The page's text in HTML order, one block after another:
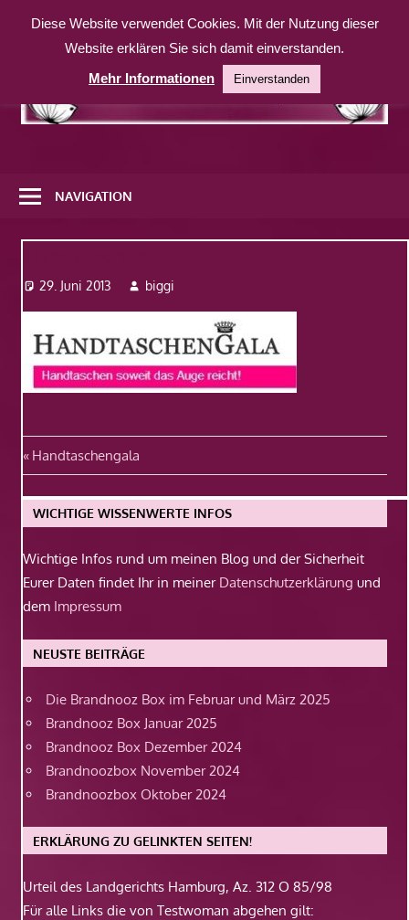
Inhalt
weitere
Website
NAVIGATION
29. Juni 2013 biggi
Beitragsnavigation
Vorheriger
Beitrag:
Handtaschengala
WICHTIGE WISSENWERTE INFOS
Wichtige Infos rund um meinen Blog und der Sicherheit
Eurer Daten findet Ihr in meiner Datenschutzerklärung und
dem Impressum
NEUSTE BEITRÄGE
Die Brandnooz Box im Februar und März 2025
Brandnooz Box Januar 2025
Brandnooz Box Dezember 2024
Brandnoozbox November 2024
Brandnoozbox Oktober 2024
ERKLÄRUNG ZU GELINKTEN SEITEN!
Urteil des Landgerichts Hamburg, Az. 312 O 85/98
Für alle Links die von Testwoman abgehen gilt:
Diese Website verwendet Cookies. Mit der Nutzung dieser
Website erklären Sie sich damit einverstanden.
Mehr Informationen
Einverstanden